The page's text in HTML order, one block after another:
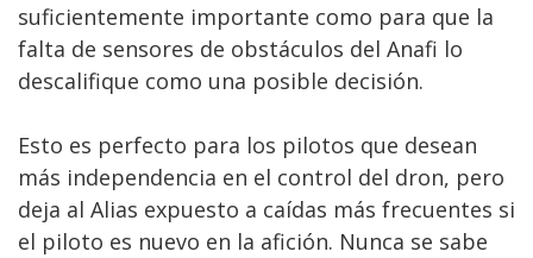
suficientemente importante como para que la
falta de sensores de obstáculos del Anafi lo
descalifique como una posible decisión.
Esto es perfecto para los pilotos que desean
más independencia en el control del dron, pero
deja al Alias expuesto a caídas más frecuentes si
el piloto es nuevo en la afición. Nunca se sabe